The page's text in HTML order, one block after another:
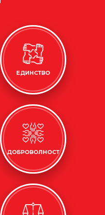
ЕДИНСТВО
ДОБРОВОЛНОСТ